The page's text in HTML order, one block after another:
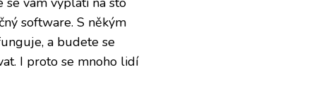
software. S někým
a budete se
I proto se mnoho lidí